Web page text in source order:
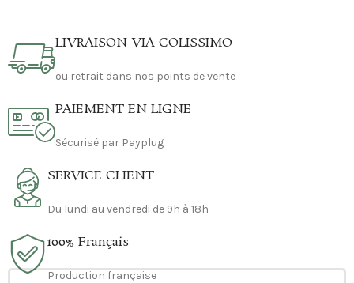
LIVRAISON VIA COLISSIMO
ou retrait dans nos points de vente
PAIEMENT EN LIGNE
Sécurisé par Payplug
SERVICE CLIENT
Du lundi au vendredi de 9h à 18h
100% Français
Production française